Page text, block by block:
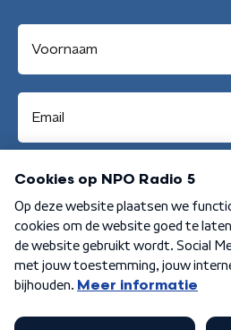
Aanmelden
Algemene voorwaarden